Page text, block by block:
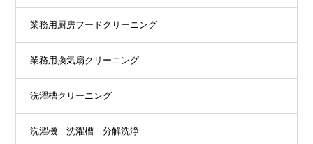
業務用厨房フードクリーニング
業務用換気扇クリーニング
洗濯槽クリーニング
洗濯機 洗濯槽 分解洗浄